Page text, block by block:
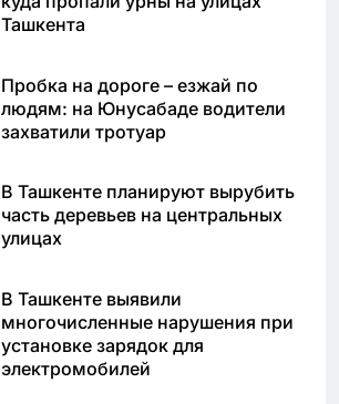
Ташкента
Пробка на дороге – езжай по
людям: на Юнусабаде водители
захватили тротуар
В Ташкенте планируют вырубить
часть деревьев на центральных
улицах
В Ташкенте выявили
многочисленные нарушения при
установке зарядок для
электромобилей